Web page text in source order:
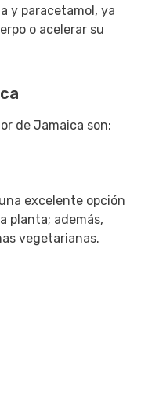
y paracetamol, ya
o acelerar su
de Jamaica son:
excelente opción
planta; además,
vegetarianas.